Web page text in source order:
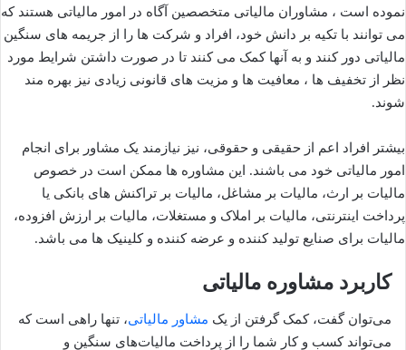
نموده است ، مشاوران مالیاتی متخصصین آگاه در امور مالیاتی هستند که
می توانند با تکیه بر دانش خود، افراد و شرکت ها را از جریمه های سنگین
مالیاتی دور کنند و به آنها کمک می کنند تا در صورت داشتن شرایط مورد
نظر از تخفیف ها ، معافیت ها و مزیت های قانونی زیادی نیز بهره مند
شوند.
بیشتر افراد اعم از حقیقی و حقوقی، نیز نیازمند یک مشاور برای انجام
امور مالیاتی خود می باشند. این مشاوره ها ممکن است در خصوص
مالیات بر ارث، مالیات بر مشاغل، مالیات بر تراکنش های بانکی یا
پرداخت اینترنتی، مالیات بر املاک و مستغلات، مالیات بر ارزش افزوده،
مالیات برای صنایع تولید کننده و عرضه کننده و کلینیک ها می باشد.
کاربرد مشاوره مالیاتی
می‌توان گفت، کمک گرفتن از یک مشاور مالیاتی، تنها راهی است که
می‌تواند کسب و کار شما را از پرداخت مالیات‌های سنگین و